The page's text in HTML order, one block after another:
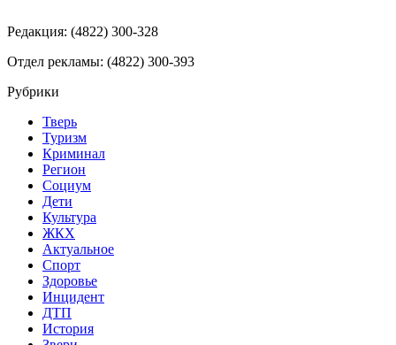
Редакция: (4822) 300-328
Отдел рекламы: (4822) 300-393
Рубрики
Тверь
Туризм
Криминал
Регион
Социум
Дети
Культура
ЖКХ
Актуальное
Спорт
Здоровье
Инцидент
ДТП
История